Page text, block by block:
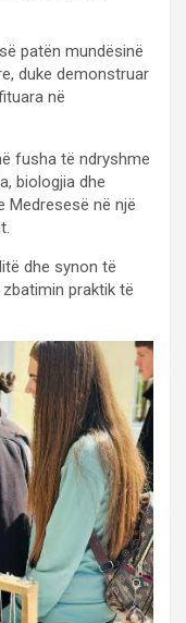
patën mundësinë
duke demonstruar
në
fusha të ndryshme
biologjia dhe
Medresesë në një
dhe synon të
praktik të